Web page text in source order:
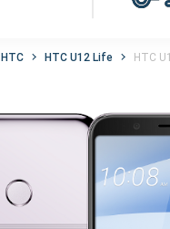
HTC HTC U12 Life HTC